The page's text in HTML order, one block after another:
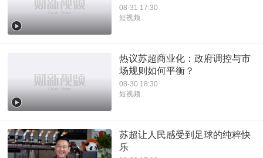
08-31 17:30
短视频
热议苏超商业化：政府调控与市
场规则如何平衡？
08-30 18:30
短视频
苏超让人民感受到足球的纯粹快
乐